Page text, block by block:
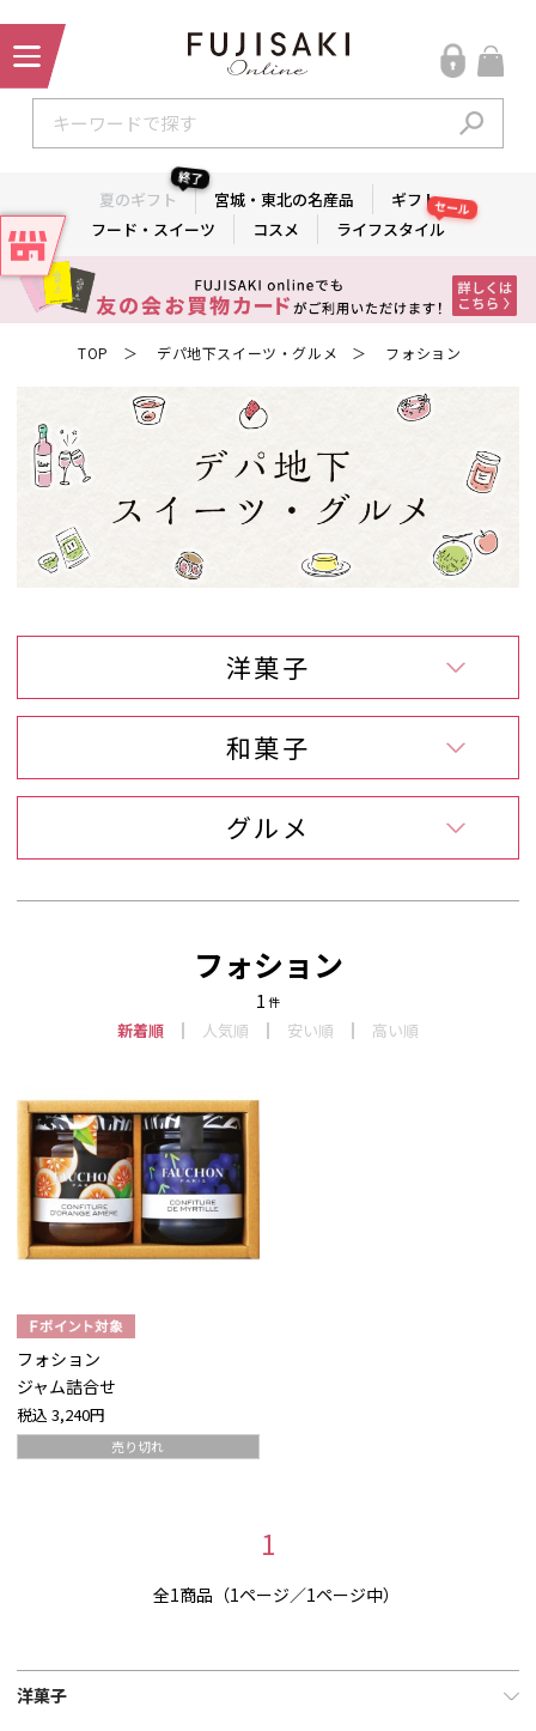
夏のギフト
終了
宮城・東北の名産品
ギフト
フード・スイーツ
コスメ ライフスタイル
セール
TOP ＞ デパ地下スイーツ・グルメ ＞ フォション
洋菓子
和菓子
グルメ
フォション
1 件
新着順 人気順 安い順 高い順
フォション
ジャム詰合せ
税込 3,240円
売り切れ
1
全1商品（1ページ／1ページ中）
洋菓子